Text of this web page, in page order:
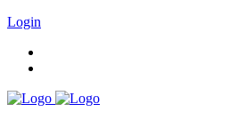
Login